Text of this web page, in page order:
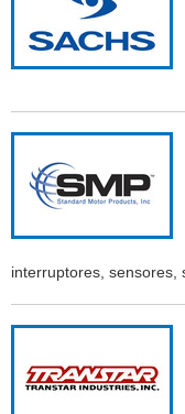
interruptores, sensores,